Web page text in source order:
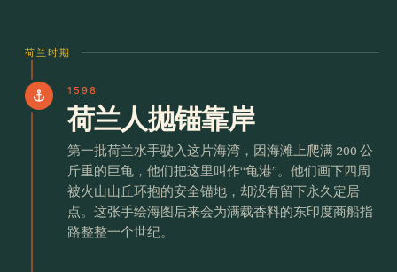
荷兰时期
anchor 1598
荷兰人抛锚靠岸
第一批荷兰水手驶入这片海湾，因海滩上爬满 200 公
斤重的巨龟，他们把这里叫作“龟港”。他们画下四周
被火山山丘环抱的安全锚地，却没有留下永久定居
点。这张手绘海图后来会为满载香料的东印度商船指
路整整一个世纪。